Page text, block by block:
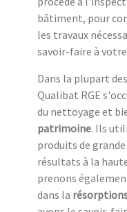
bâtiment, pour
les travaux
savoir-faire à votre
Dans la plupart
Qualibat RGE
du nettoyage et
patrimoine. Ils
produits de
résultats à la
prenons
dans la